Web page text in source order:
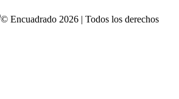
© Encuadrado 2026 |Todos los derechos